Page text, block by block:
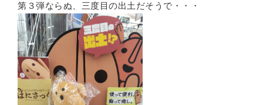
第３弾ならぬ、三度目の出土だそうで・・・